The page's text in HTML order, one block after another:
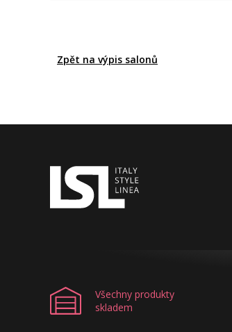
Zpět na výpis salonů
Všechny produkty
skladem